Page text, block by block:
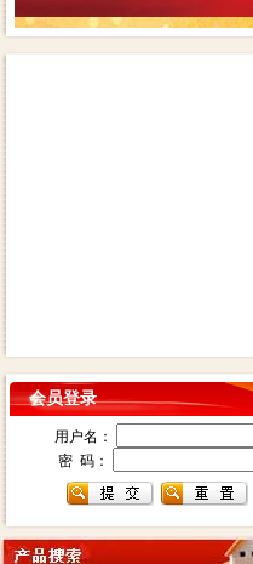
会员登录
用户名：
密 码：